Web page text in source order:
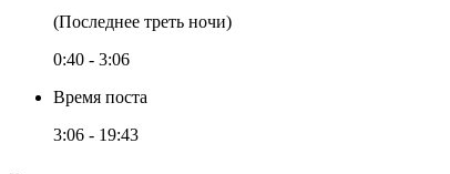
(Последнее треть ночи)
0:40 - 3:06
Время поста
3:06 - 19:43